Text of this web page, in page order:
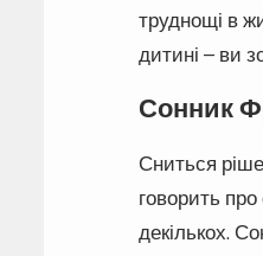
труднощі в
дитині – ви
Сонник
Сниться
говорить
декількох.